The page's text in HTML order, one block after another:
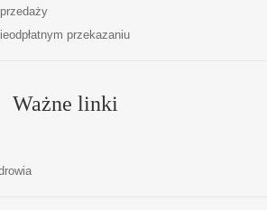
przekazaniu
Ważne linki